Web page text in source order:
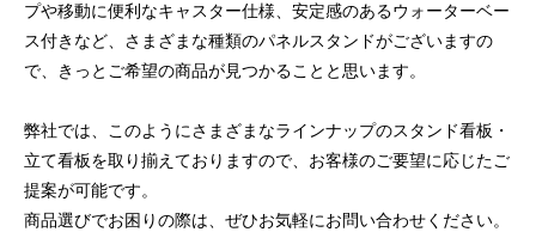
プや移動に便利なキャスター仕様、安定感のあるウォーターベー
ス付きなど、さまざまな種類のパネルスタンドがございますの
で、きっとご希望の商品が見つかることと思います。
弊社では、このようにさまざまなラインナップのスタンド看板・
立て看板を取り揃えておりますので、お客様のご要望に応じたご
提案が可能です。
商品選びでお困りの際は、ぜひお気軽にお問い合わせください。